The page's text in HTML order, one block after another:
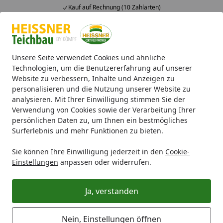
Unsere Seite verwendet Cookies und ähnliche
Technologien, um die Benutzererfahrung auf unserer
Website zu verbessern, Inhalte und Anzeigen zu
personalisieren und die Nutzung unserer Website zu
analysieren. Mit Ihrer Einwilligung stimmen Sie der
Verwendung von Cookies sowie der Verarbeitung Ihrer
persönlichen Daten zu, um Ihnen ein bestmögliches
Surferlebnis und mehr Funktionen zu bieten.
Sie können Ihre Einwilligung jederzeit in den Cookie-
Einstellungen anpassen oder widerrufen.
Ja, verstanden
Nein, Einstellungen öffnen
Kauf auf Rechnung (10 Zahlarten)
Alle Produkte
Mein Konto
Suchen
Startseite
Ersatzteile Teichpumpe Heissner Dichtung P15100E,
Heissner Dichtung P15100E,
P20100E (ET10-P15EA)